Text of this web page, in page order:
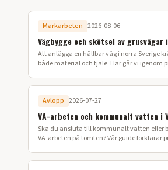
Markarbeten 2026-08-06
Vägbygge och skötsel av
Att anlägga en hållbar väg i norra Sverige
både material och tjäle. Här går vi igenom
Avlopp 2026-07-27
VA-arbeten och kommunalt vatten i
Ska du ansluta till kommunalt vatten eller
VA-arbeten på tomten? Vår guide förklarar